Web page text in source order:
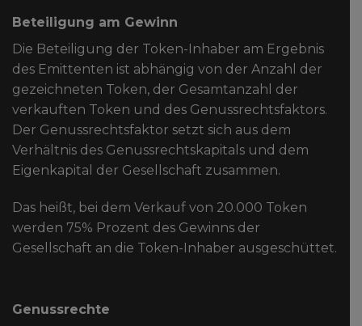
Beteiligung am Gewinn
Die Beteiligung der Token-Inhaber am Ergebnis
des Emittenten ist abhängig von der Anzahl der
gezeichneten Token, der Gesamtanzahl der
verkauften Token und des Genussrechtsfaktors.
Der Genussrechtsfaktor setzt sich aus dem
Verhältnis des Genussrechtskapitals und dem
Eigenkapital der Gesellschaft zusammen.
Das heißt, bei dem Verkauf von 20.000 Token
werden 75% Prozent des Gewinns der
Gesellschaft an die Token-Inhaber ausgeschüttet.
Genussrechte